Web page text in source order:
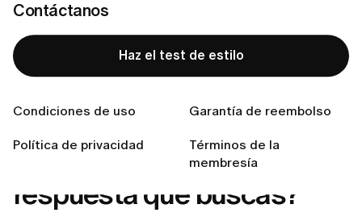
Contáctanos
Haz el test de estilo
Condiciones de uso Garantía de reembolso
Política de privacidad
Términos de la
membresía
¿Cómo cancelar tu membresía de LUMI?
¿Qué incluye mi membresía LUMI?
¿No encuentras la
respuesta que buscas?